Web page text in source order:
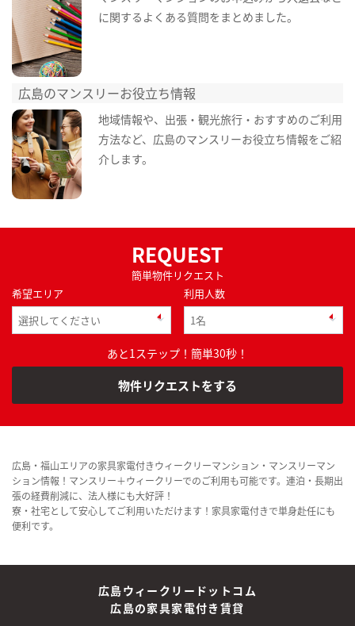
に関するよくある質問をまとめました。
広島のマンスリーお役立ち情報
地域情報や、出張・観光旅行・おすすめのご利用
方法など、広島のマンスリーお役立ち情報をご紹
介します。
REQUEST
簡単物件リクエスト
希望エリア
利用人数
あと1ステップ！簡単30秒！
物件リクエストをする
広島・福山エリアの家具家電付きウィークリーマンション・マンスリーマン
ション情報！マンスリー＋ウィークリーでのご利用も可能です。連泊・長期出
張の経費削減に、法人様にも大好評！
寮・社宅として安心してご利用いただけます！家具家電付きで単身赴任にも
便利です。
広島ウィークリードットコム
広島の家具家電付き賃貸